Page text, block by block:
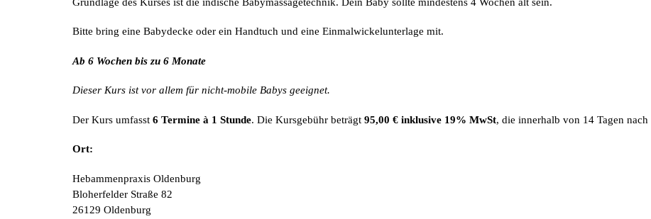
Bitte bring eine Babydecke oder ein Handtuch und eine Einmalwickelunterlage mit.
Ab 6 Wochen bis zu 6 Monate
Dieser Kurs istvor allem für nicht-mobile Babys geeignet.
Der Kurs umfasst 6 Termine à 1 Stunde. Die Kursgebühr beträgt 95,00 € inklusive 19% MwSt, die innerhalb von 14 Tagen
Ort:
Hebammenpraxis Oldenburg
Bloherfelder Straße 82
26129 Oldenburg